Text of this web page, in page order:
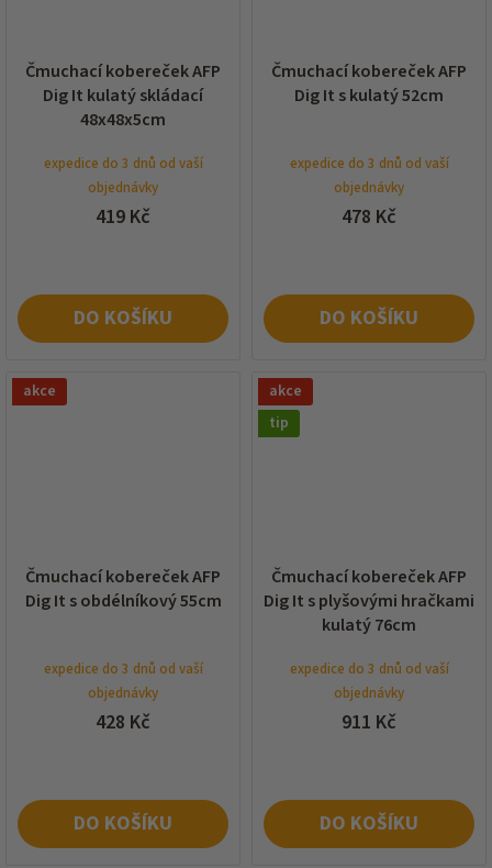
Čmuchací kobereček AFP
Dig It kulatý skládací
48x48x5cm
expedice do 3 dnů od vaší
objednávky
419 Kč
DO KOŠÍKU
Čmuchací kobereček AFP
Dig It s kulatý 52cm
expedice do 3 dnů od vaší
objednávky
478 Kč
DO KOŠÍKU
akce
Čmuchací kobereček AFP
Dig It s obdélníkový 55cm
expedice do 3 dnů od vaší
objednávky
428 Kč
DO KOŠÍKU
akce
tip
Čmuchací kobereček AFP
Dig It s plyšovými hračkami
kulatý 76cm
expedice do 3 dnů od vaší
objednávky
911 Kč
DO KOŠÍKU